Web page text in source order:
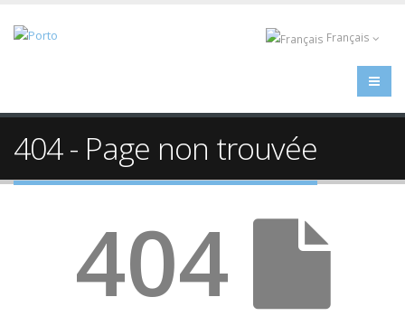
Français
404 - Page non trouvée
404